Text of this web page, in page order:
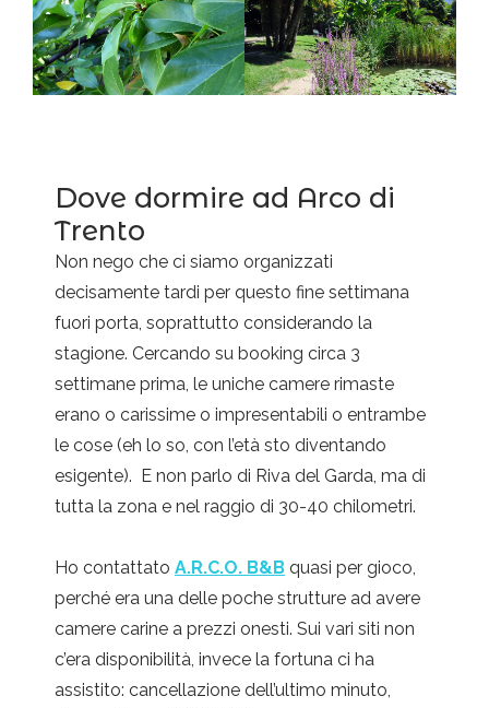
Dove dormire ad Arco di
Trento
Non nego che ci siamo organizzati
decisamente tardi per questo fine settimana
fuori porta, soprattutto considerando la
stagione. Cercando su booking circa 3
settimane prima, le uniche camere rimaste
erano o carissime o impresentabili o entrambe
le cose (eh lo so, con l’età sto diventando
esigente). E non parlo di Riva del Garda, ma di
tutta la zona e nel raggio di 30-40 chilometri.
Ho contattato A.R.C.O. B&B quasi per gioco,
perché era una delle poche strutture ad avere
camere carine a prezzi onesti. Sui vari siti non
c’era disponibilità, invece la fortuna ci ha
assistito: cancellazione dell’ultimo minuto,